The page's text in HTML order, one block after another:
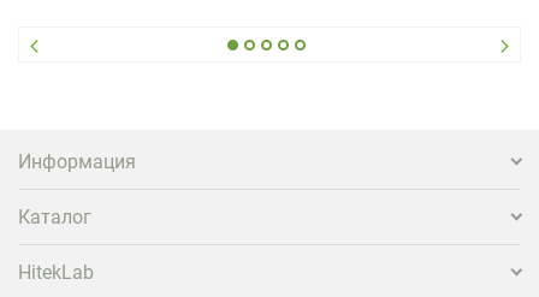
вернуться и поделиться впечатлениями в соцсетях,
проектора.
Информация
Каталог
HitekLab